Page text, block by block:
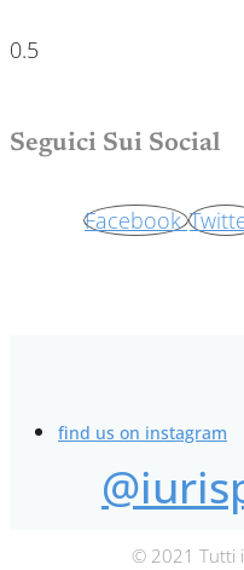
Seguici Sui Social
Facebook
find us on instagram
© 2021 Tutti